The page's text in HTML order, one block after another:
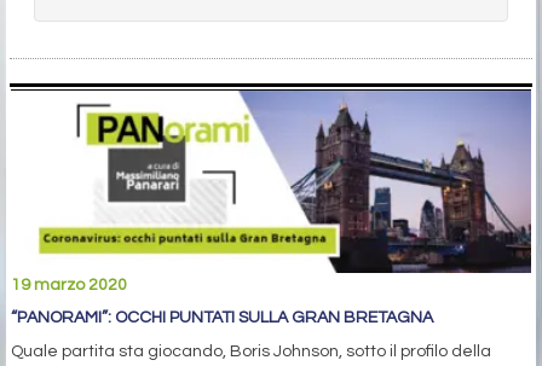
19 marzo 2020
“PANORAMI”: OCCHI PUNTATI SULLA GRAN BRETAGNA
Quale partita sta giocando, Boris Johnson, sotto il profilo della